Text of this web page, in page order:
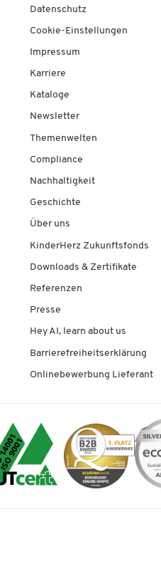
Datenschutz
Cookie-Einstellungen
Impressum
Karriere
Kataloge
Newsletter
Themenwelten
Compliance
Nachhaltigkeit
Geschichte
Über uns
KinderHerz Zukunftsfonds
Downloads & Zertifikate
Referenzen
Presse
Hey AI, learn about us
Barrierefreiheitserklärung
Onlinebewerbung Lieferant